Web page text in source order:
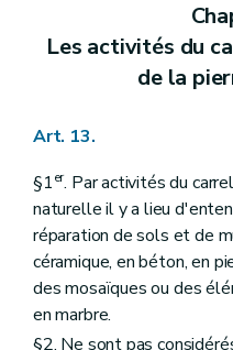
Les activités du
de la
Art. 13.
§1er. Par activités du
naturelle il y a lieu
réparation de sols et de
céramique, en béton, en
des mosaïques ou des
en marbre.
§2. Ne sont pas